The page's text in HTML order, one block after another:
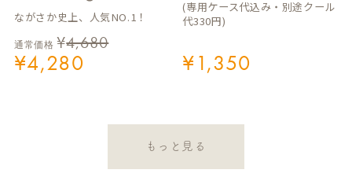
ながさか史上、人気NO.1！
通常価格 ¥4,680
¥4,280
(専用ケース代込み・別途クール
代330円)
¥1,350
もっと見る